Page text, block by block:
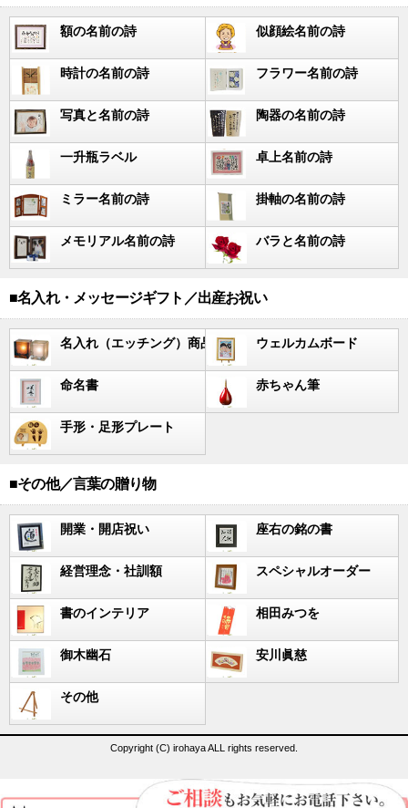
額の名前の詩 似顔絵名前の詩
時計の名前の詩 フラワー名前の詩
写真と名前の詩 陶器の名前の詩
一升瓶ラベル 卓上名前の詩
ミラー名前の詩 掛軸の名前の詩
メモリアル名前の詩 バラと名前の詩
■名入れ・メッセージギフト／出産お祝い
名入れ（エッチング）商品 ウェルカムボード
命名書 赤ちゃん筆
手形・足形プレート
■その他／言葉の贈り物
開業・開店祝い 座右の銘の書
経営理念・社訓額 スペシャルオーダー
書のインテリア 相田みつを
御木幽石 安川眞慈
その他
Copyright (C) irohaya ALL rights reserved.